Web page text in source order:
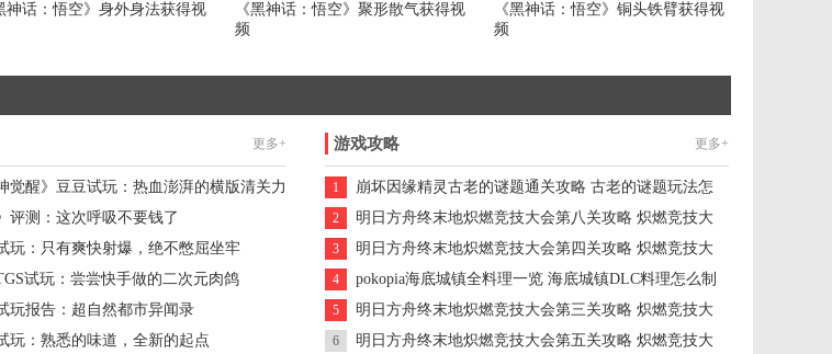
神话：悟空》身外身法获得视
《黑神话：悟空》聚形散气获得视
频
《黑神话：悟空》铜头铁臂获得视
频
更多+
觉醒》豆豆试玩：热血澎湃的横版清关力
评测：这次呼吸不要钱了
玩：只有爽快射爆，绝不憋屈坐牢
试玩：尝尝快手做的二次元肉鸽
玩报告：超自然都市异闻录
玩：熟悉的味道，全新的起点
游戏攻略 更多+
1
崩坏因缘精灵古老的谜题通关攻略 古老的谜题玩法怎
么解密
2
明日方舟终末地炽燃竞技大会第八关攻略 炽燃竞技大
会第八关怎么通关
3
明日方舟终末地炽燃竞技大会第四关攻略 炽燃竞技大
会第四关怎么通关
4
pokopia海底城镇全料理一览 海底城镇DLC料理怎么制
作
5
明日方舟终末地炽燃竞技大会第三关攻略 炽燃竞技大
会第三关怎么通关
6
明日方舟终末地炽燃竞技大会第五关攻略 炽燃竞技大